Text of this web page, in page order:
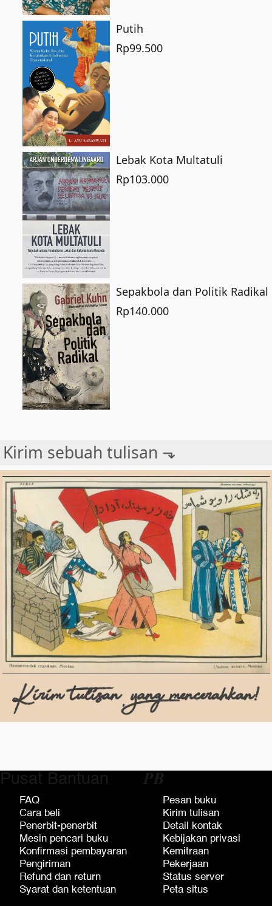
Putih
Rp99.500
Lebak Kota Multatuli
Rp103.000
Sepakbola dan Politik Radikal
Rp140.000
Kirim sebuah tulisan ⬎
Pusat Bantuan
FAQ
Cara beli
Penerbit-penerbit
Mesin pencari buku
Konfirmasi pembayaran
Pengiriman
Refund dan return
Syarat dan ketentuan
𝑷𝑩
Pesan buku
Kirim tulisan
Detail kontak
Kebijakan privasi
Kemitraan
Pekerjaan
Status server
Peta situs